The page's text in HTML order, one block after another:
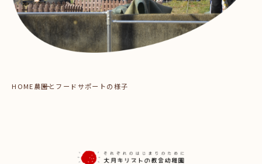
HOME農園とフードサポートの様子